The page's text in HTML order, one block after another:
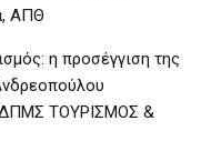
ΑΠΘ
η προσέγγιση της
ΔΠΜΣ ΤΟΥΡΙΣΜΟΣ &